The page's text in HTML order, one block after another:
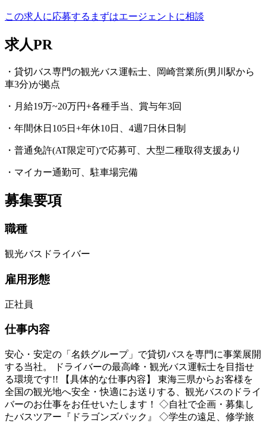
この求人に応募する まずはエージェントに相談
求人PR
・貸切バス専門の観光バス運転士、岡崎営業所(男川駅から
車3分)が拠点
・月給19万~20万円+各種手当、賞与年3回
・年間休日105日+年休10日、4週7日休日制
・普通免許(AT限定可)で応募可、大型二種取得支援あり
・マイカー通勤可、駐車場完備
募集要項
職種
観光バスドライバー
雇用形態
正社員
仕事内容
安心・安定の「名鉄グループ」で貸切バスを専門に事業展開
する当社。 ドライバーの最高峰・観光バス運転士を目指せ
る環境です!! 【具体的な仕事内容】 東海三県からお客様を
全国の観光地へ安全・快適にお送りする、観光バスのドライ
バーのお仕事をお任せいたします！ ◇自社で企画・募集し
たバスツアー『ドラゴンズパック』 ◇学生の遠足、修学旅